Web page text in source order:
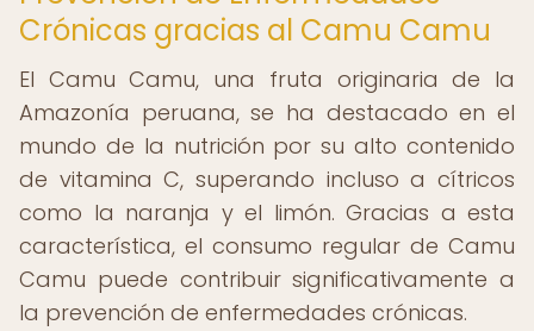
Crónicas gracias al Camu Camu
El Camu Camu, una fruta originaria de la
Amazonía peruana, se ha destacado en el
mundo de la nutrición por su alto contenido
de vitamina C, superando incluso a cítricos
como la naranja y el limón. Gracias a esta
característica, el consumo regular de Camu
Camu puede contribuir significativamente a
la prevención de enfermedades crónicas.